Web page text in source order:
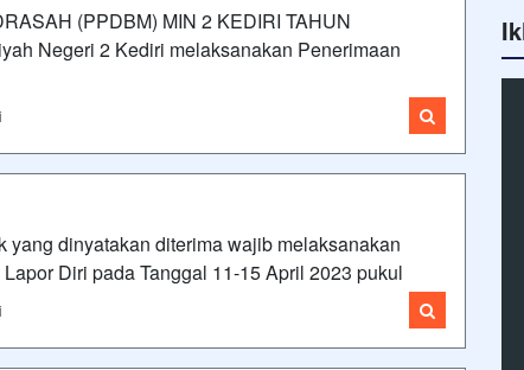
(PPDBM) MIN 2 KEDIRI TAHUN
Negeri 2 Kediri melaksanakan Penerimaan
dinyatakan diterima wajib melaksanakan
Diri pada Tanggal 11-15 April 2023 pukul